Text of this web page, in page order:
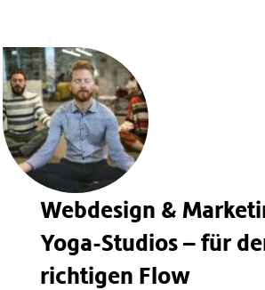
Webdesign &
Yoga-Studios – für
richtigen Flow